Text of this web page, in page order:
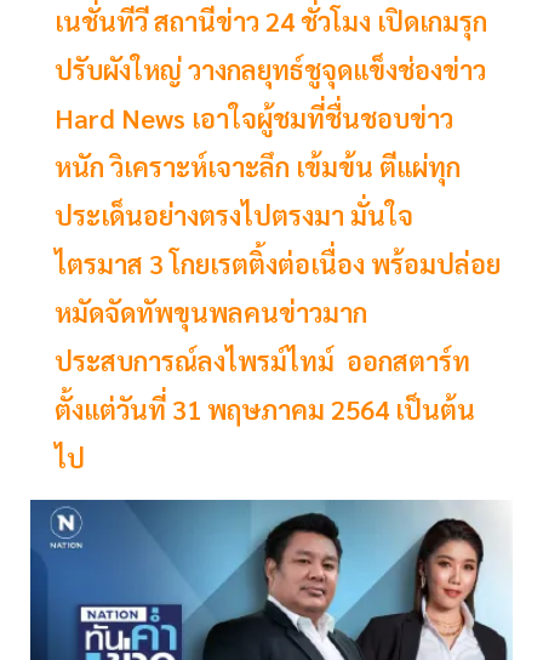
เนชั่นทีวี สถานีข่าว 24 ชั่วโมง เปิดเกมรุก
ปรับผังใหญ่ วางกลยุทธ์ชูจุดแข็งช่องข่าว
Hard News เอาใจผู้ชมที่ชื่นชอบข่าว
หนัก วิเคราะห์เจาะลึก เข้มข้น ตีแผ่ทุก
ประเด็นอย่างตรงไปตรงมา มั่นใจ
ไตรมาส 3 โกยเรตติ้งต่อเนื่อง พร้อมปล่อย
หมัดจัดทัพขุนพลคนข่าวมาก
ประสบการณ์ลงไพรม์ไทม์ ออกสตาร์ท
ตั้งแต่วันที่ 31 พฤษภาคม 2564 เป็นต้น
ไป